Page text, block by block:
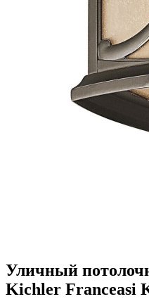
Уличный
Kichler Franceasi